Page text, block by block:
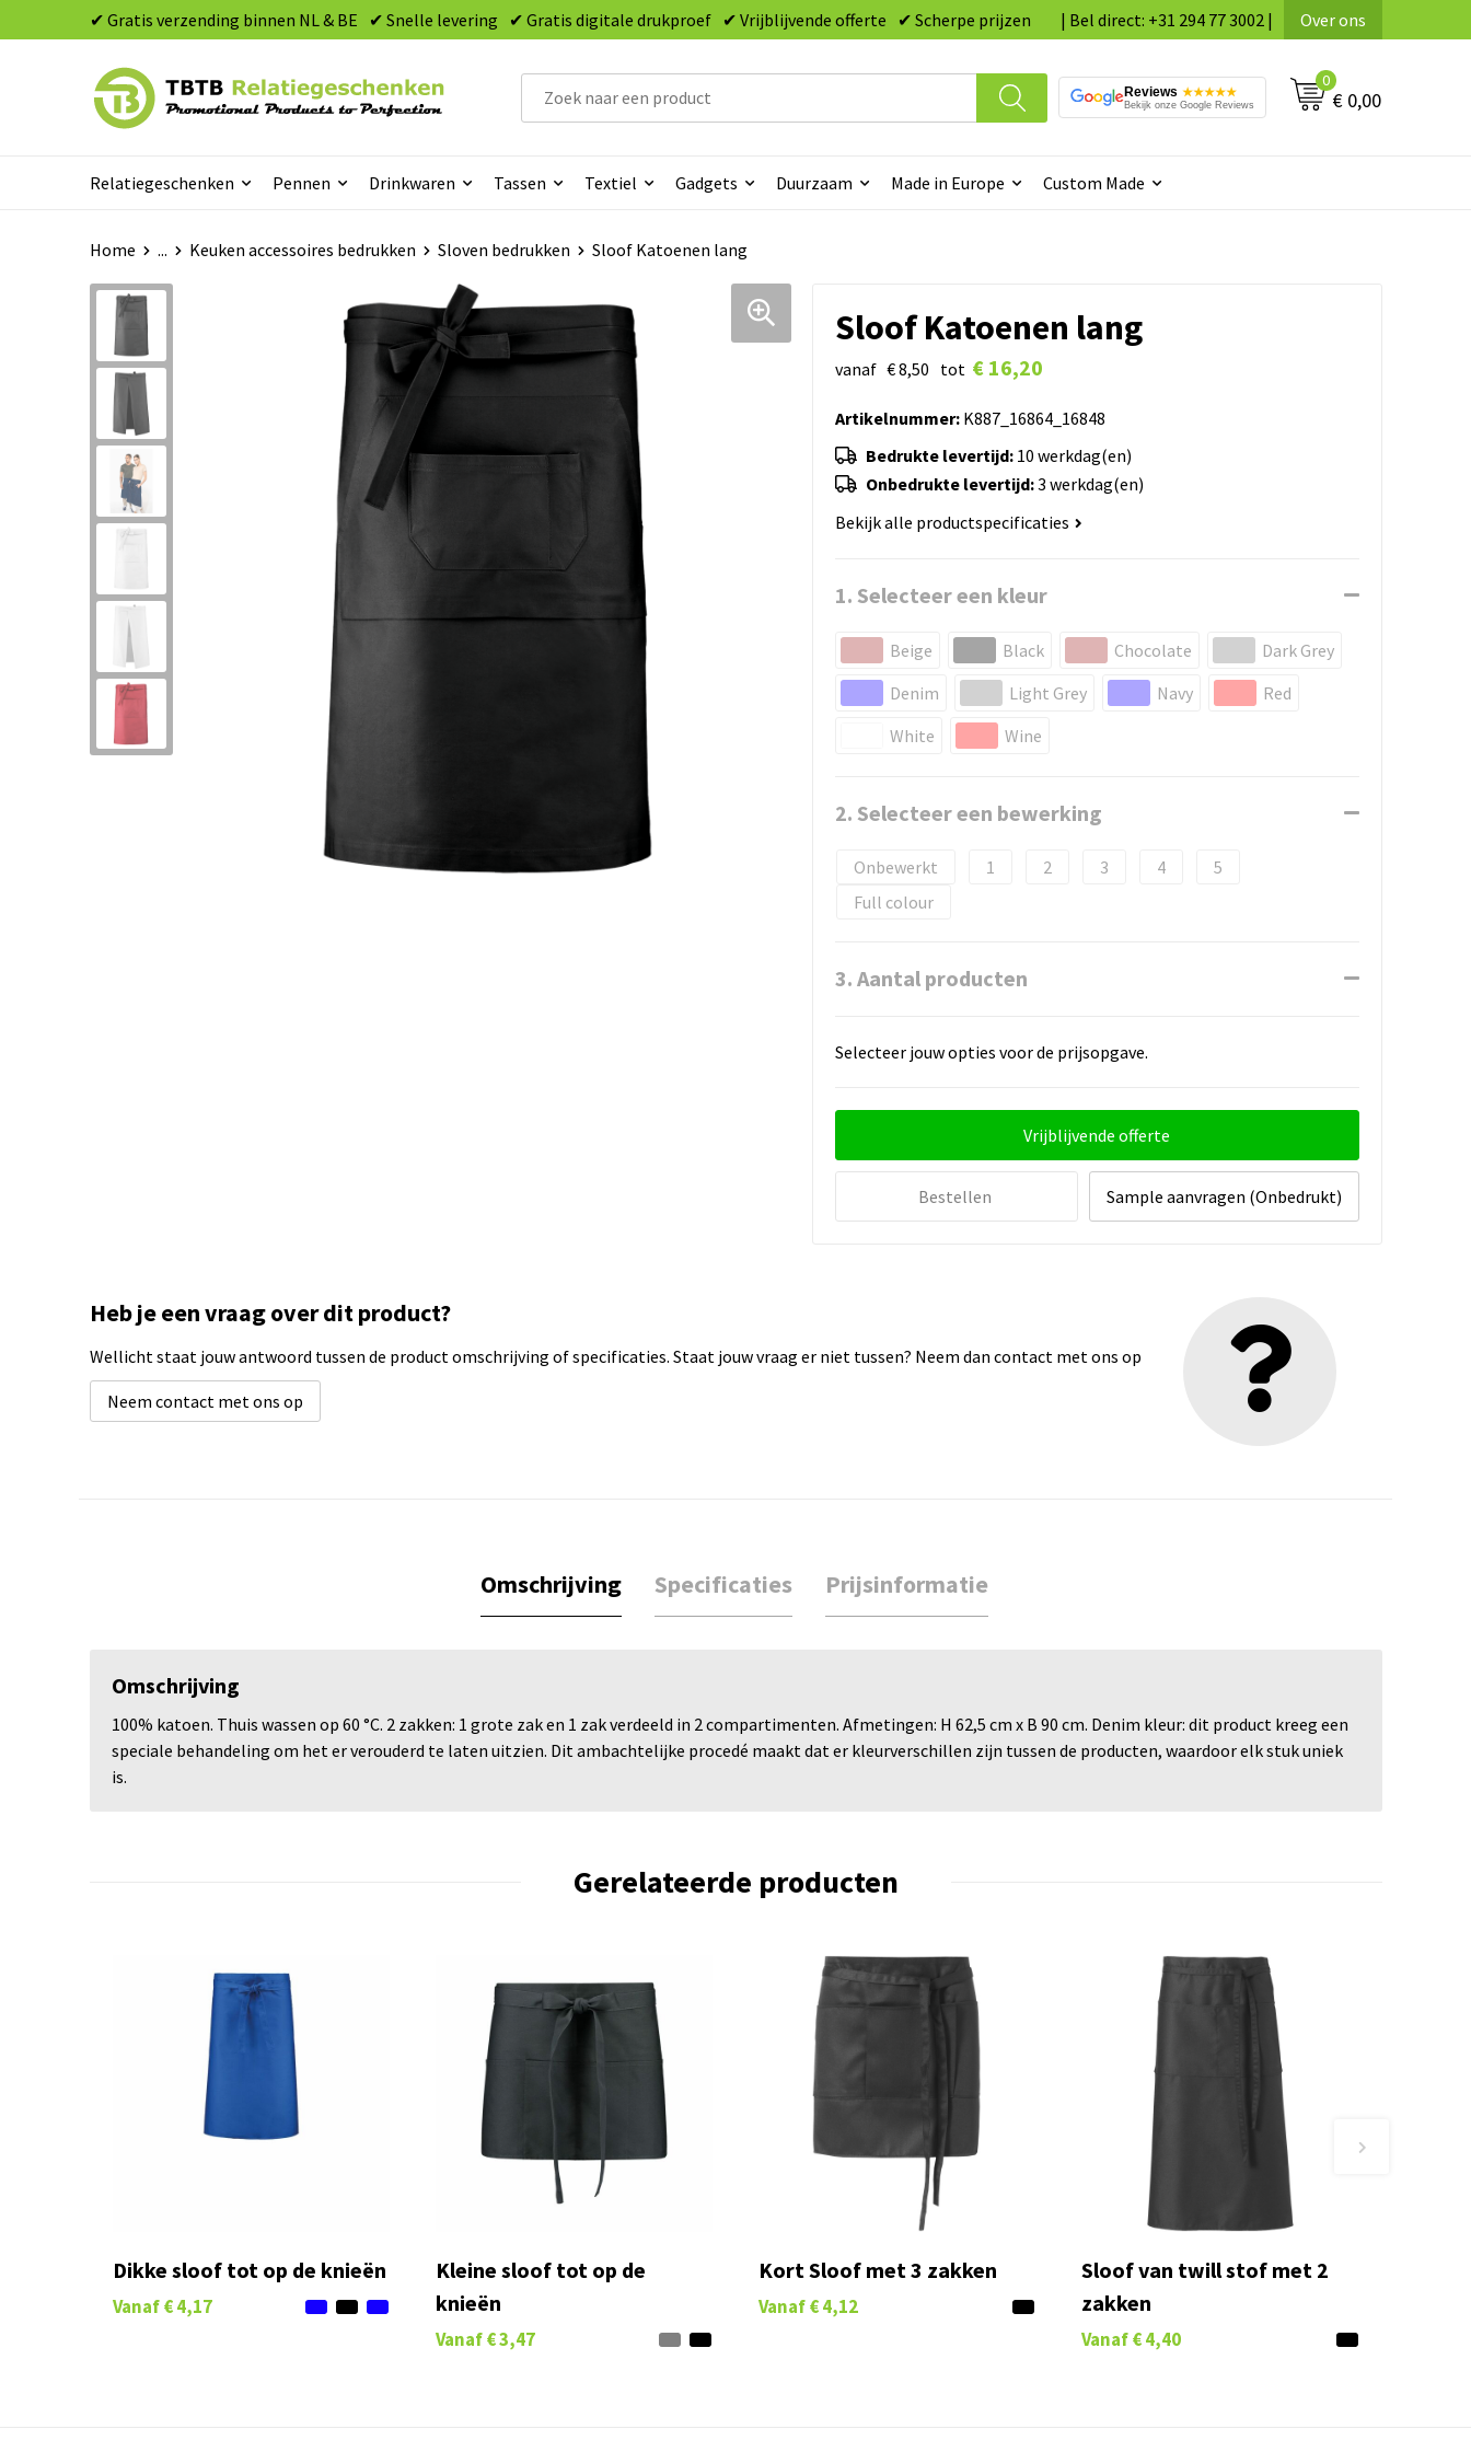
✔ Gratis verzending binnen NL & BE ✔ Snelle levering ✔ Gratis digitale drukproef ✔ Vrijblijvende offerte ✔ Scherpe prijzen | Bel direct: +31 294 77 3002 | Over ons
Reviews ★★★★★
Bekijk onze Google Reviews
0
€ 0,00
Relatiegeschenken Pennen Drinkwaren Tassen Textiel Gadgets Duurzaam Made in Europe Custom Made
Home ... Keuken accessoires bedrukken Sloven bedrukken Sloof Katoenen lang
Sloof Katoenen lang
vanaf € 8,50 tot € 16,20
Artikelnummer:K887_16864_16848
Bedrukte levertijd: 10 werkdag(en)
Onbedrukte levertijd:3 werkdag(en)
Bekijk alle productspecificaties
1. Selecteer een kleur
Beige Black Chocolate
Dark Grey
Denim
Light Grey Navy
Red
White
Wine
2. Selecteer een bewerking
Onbewerkt 1 2 3 4
5
Full colour
3. Aantal producten
Selecteer jouw opties voor de prijsopgave.
Vrijblijvende offerte
Bestellen Sample aanvragen (Onbedrukt)
Heb je een vraag over dit product?
Wellicht staat jouw antwoord tussen de product omschrijving of specificaties. Staat jouw vraag er niet tussen? Neem dan contact met ons op
Neem contact met ons op
Omschrijving Specificaties Prijsinformatie
Omschrijving
100% katoen. Thuis wassen op 60 °C. 2 zakken: 1 grote zak en 1 zak verdeeld in 2 compartimenten. Afmetingen: H 62,5 cm x B 90 cm. Denim kleur: dit product kreeg een
speciale behandeling om het er verouderd te laten uitzien. Dit ambachtelijke procedé maakt dat er kleurverschillen zijn tussen de producten, waardoor elk stuk uniek
is.
Gerelateerde producten
Dikke sloof tot op de knieën
Vanaf € 4,17
Kleine sloof tot op de
knieën
Vanaf€ 3,47
Kort Sloof met 3 zakken
Vanaf€ 4,12
Sloof van twill stof met 2
zakken
Vanaf€ 4,40